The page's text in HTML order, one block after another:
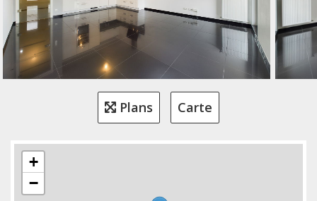
Plans Carte
+
−